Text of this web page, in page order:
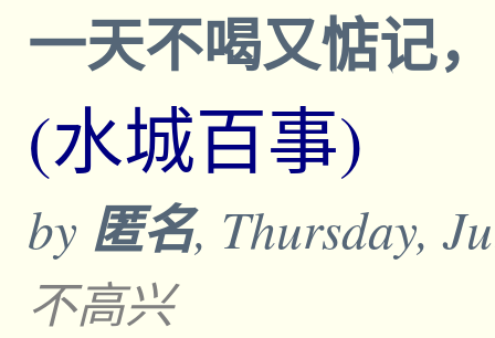
一天不喝又惦记
(水城百事)
by 匿名, Thursday,
不高兴